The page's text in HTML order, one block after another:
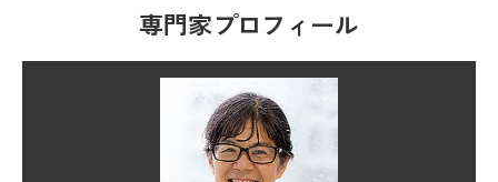
専門家プロフィール